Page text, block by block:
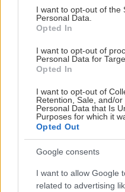
consent section.
I want to opt-out of the
Personal Data.
Opted In
I want to opt-out of
Personal Data for
Opted In
I want to opt-out of
Retention, Sale, and/
Personal Data that Is
Purposes for which it
Opted Out
Google consents
I want to allow Google
related to advertising
Διαβάστε επίσης